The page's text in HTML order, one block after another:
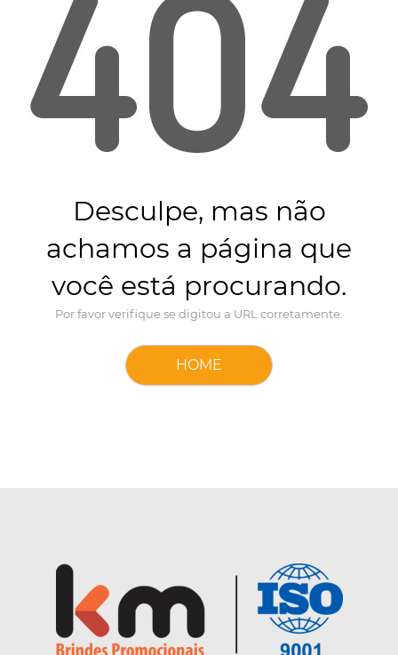
Desculpe, mas não
achamos a página que
você está procurando.
Por favor verifique se digitou a URL corretamente.
HOME